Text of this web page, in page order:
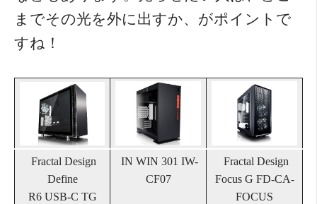
までその光を外に出すか、がポイントで
すね！
Fractal Design
Define
R6 USB-C TG
IN WIN 301 IW-
CF07
Fractal Design
Focus G FD-CA-
FOCUS